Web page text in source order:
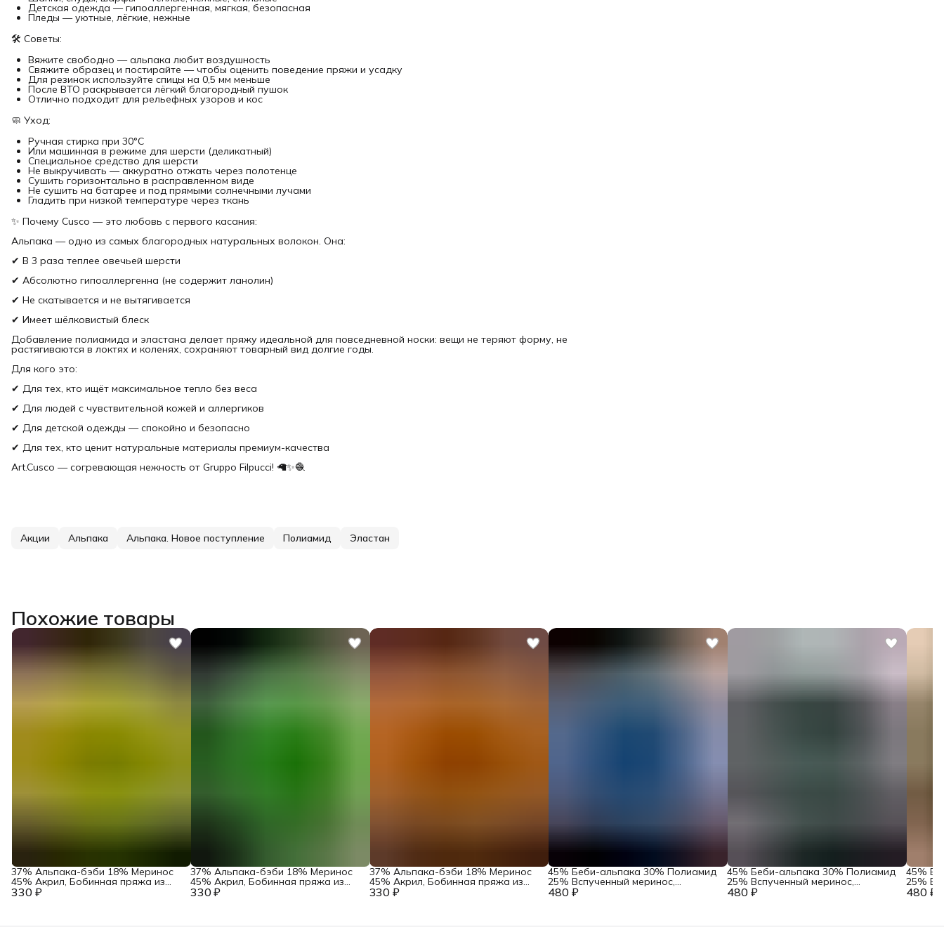
Детская одежда — гипоаллергенная, мягкая, безопасная
Пледы — уютные, лёгкие, нежные
🛠 Советы:
Вяжите свободно — альпака любит воздушность
Свяжите образец и постирайте — чтобы оценить поведение пряжи и усадку
Для резинок используйте спицы на 0,5 мм меньше
После ВТО раскрывается лёгкий благородный пушок
Отлично подходит для рельефных узоров и кос
🧼 Уход:
Ручная стирка при 30°C
Или машинная в режиме для шерсти (деликатный)
Специальное средство для шерсти
Не выкручивать — аккуратно отжать через полотенце
Сушить горизонтально в расправленном виде
Не сушить на батарее и под прямыми солнечными лучами
Гладить при низкой температуре через ткань
✨ Почему Cusco — это любовь с первого касания:
Альпака — одно из самых благородных натуральных волокон. Она:
✔ В 3 раза теплее овечьей шерсти
✔ Абсолютно гипоаллергенна (не содержит ланолин)
✔ Не скатывается и не вытягивается
✔ Имеет шёлковистый блеск
Добавление полиамида и эластана делает пряжу идеальной для повседневной носки: вещи не теряют форму, не
растягиваются в локтях и коленях, сохраняют товарный вид долгие годы.
Для кого это:
✔ Для тех, кто ищёт максимальное тепло без веса
✔ Для людей с чувствительной кожей и аллергиков
✔ Для детской одежды — спокойно и безопасно
✔ Для тех, кто ценит натуральные материалы премиум-качества
Art.Cusco — согревающая нежность от Gruppo Filpucci! 🦙✨🧶
Акции Альпака Альпака. Новое поступление Полиамид Эластан
Похожие товары
330 ₽
37% Альпака-бэби 18% Меринос
45% Акрил, Бобинная пряжа из
Италии Lantifico Del Olivio Art. 330 ₽
37% Альпака-бэби 18% Меринос
45% Акрил, Бобинная пряжа из
Италии Lantifico Del Olivio Art. 330 ₽
37% Альпака-бэби 18% Меринос
45% Акрил, Бобинная пряжа из
Италии Lantifico Del Olivio Art. 480 ₽
45% Беби-альпака 30% Полиамид
25% Вспученный меринос,
Бобинная пряжа из Италии Pecci 480 ₽
45% Беби-альпака 30% Полиамид
25% Вспученный меринос,
Бобинная пряжа из Италии Pecci 480 ₽
45%
25%